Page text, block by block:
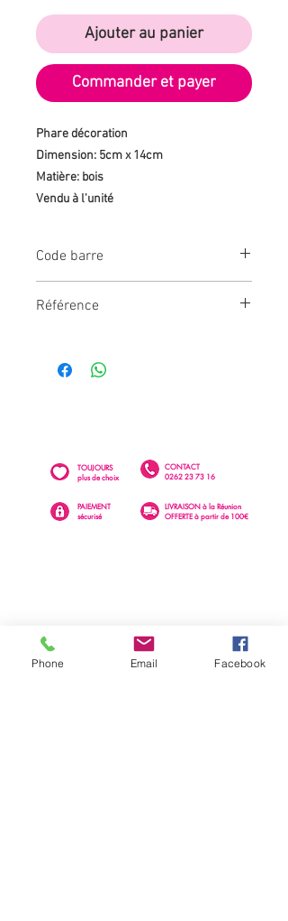
Ajouter au panier
Commander et payer
Phare décoration
Dimension: 5cm x 14cm
Matière: bois
Vendu à l'unité
Code barre
Référence
CONTACT
0262 23 73 16
TOUJOURS
plus de choix
PAIEMENT
sécurisé
LIVRAISON à la Réunion
OFFERTE à partir de 100€
Phone Email Facebook